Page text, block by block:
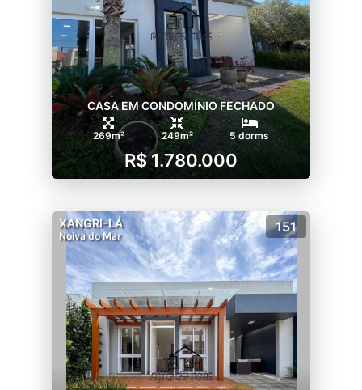
CASA EM CONDOMÍNIO FECHADO
269m² 249m² 5 dorms
R$ 1.780.000
XANGRI-LÁ
Noiva do Mar
151